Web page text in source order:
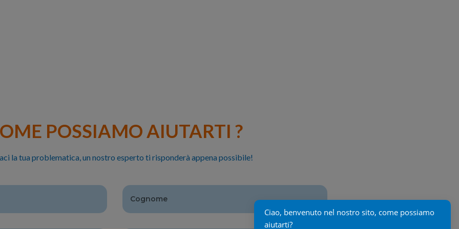
POSSIAMO AIUTARTI ?
la tua problematica, un nostro esperto ti risponderà appena possibile!
Ciao, benvenuto nel nostro sito, come possiamo
aiutarti?